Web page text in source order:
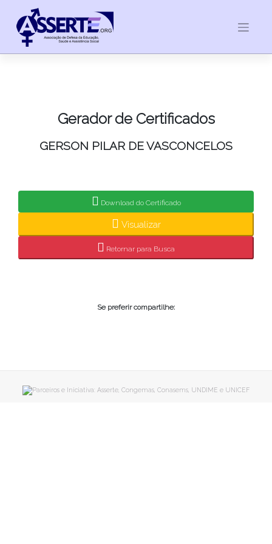
content
Gerador de Certificados
GERSON PILAR DE VASCONCELOS
Download do Certificado
Visualizar
Retornar para Busca
Se preferir compartilhe: